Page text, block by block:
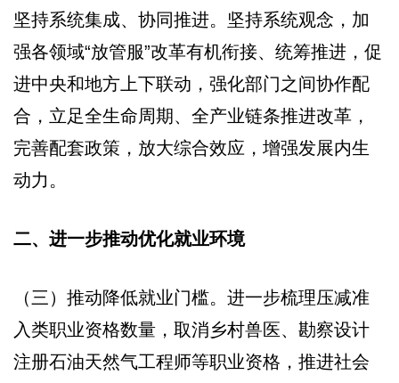
坚持系统集成、协同推进。坚持系统观念，加
强各领域“放管服”改革有机衔接、统筹推进，促
进中央和地方上下联动，强化部门之间协作配
合，立足全生命周期、全产业链条推进改革，
完善配套政策，放大综合效应，增强发展内生
动力。
二、进一步推动优化就业环境
（三）推动降低就业门槛。进一步梳理压减准
入类职业资格数量，取消乡村兽医、勘察设计
注册石油天然气工程师等职业资格，推进社会